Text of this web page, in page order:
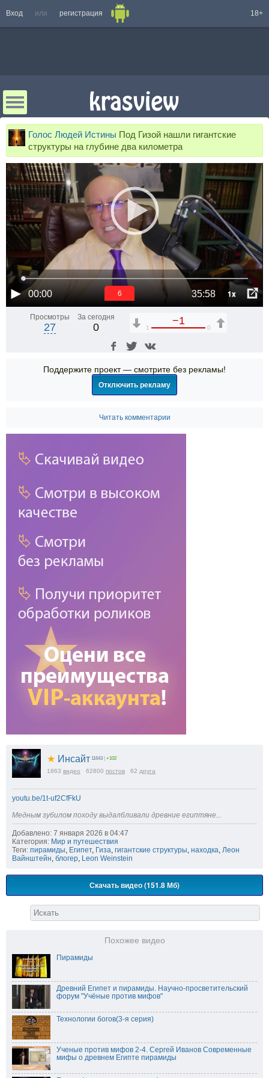
Вход или регистрация 18+
Голос Людей Истины Под Гизой нашли гигантские
структуры на глубине два километра
00:00 35:58 1x
5
Просмотры
27
За сегодня
0
−1
1 0
Поддержите проект — смотрите без рекламы!
Отключить рекламу
Читать комментарии
★ Инсайт 11643 +102
1863 видео 62800 постов 62 друга
youtu.be/1t-uf2CfFkU
Медным зубилом походу выдалбливали древние египтяне...
Добавлено: 7 января 2026 в 04:47
Категория: Мир и путешествия
Теги: пирамиды, Египет, Гиза, гигантские структуры, находка, Леон
Вайнштейн, блогер, Leon Weinstein
Скачать видео (151.8 Мб)
Похожее видео
Пирамиды
Древний Египет и пирамиды. Научно-просветительский
форум "Учёные против мифов"
Технологии богов(3-я серия)
Ученые против мифов 2-4. Сергей Иванов Современные
мифы о древнем Египте пирамиды